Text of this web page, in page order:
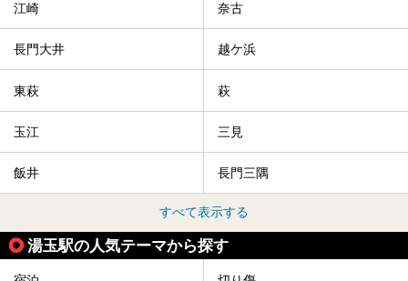
江崎 奈古
長門大井 越ケ浜
東萩 萩
玉江 三見
飯井 長門三隅
すべて表示する
湯玉駅の人気テーマから探す